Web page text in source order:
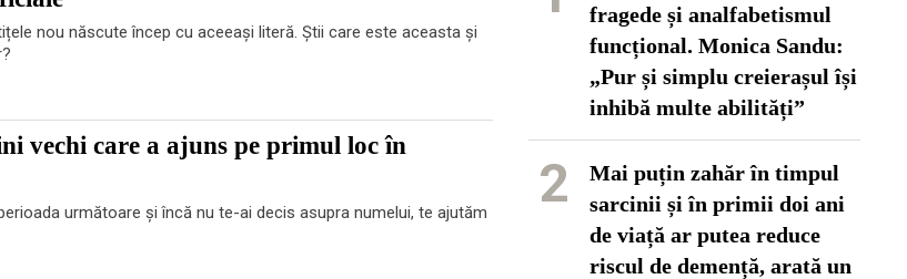
nou născute încep cu aceeași literă. Știi care este aceasta și
vechi care a ajuns pe primul loc în
următoare și încă nu te-ai decis asupra numelui, te ajutăm
fragede și analfabetismul
funcțional. Monica Sandu:
„Pur și simplu creierașul își
inhibă multe abilități”
2
Mai puțin zahăr în timpul
sarcinii și în primii doi ani
de viață ar putea reduce
riscul de demență, arată un